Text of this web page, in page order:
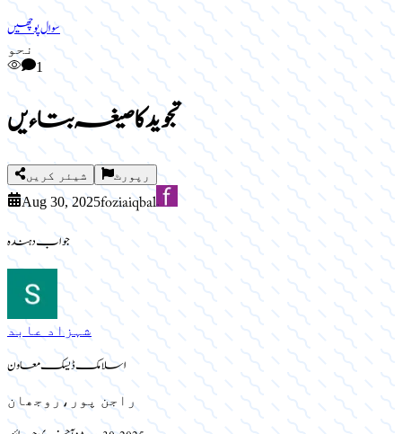
سوال پوچھیں
نحو
1
تجوید کا صیغہ بتاءیں
شیئر کریں رپورٹ
Aug 30, 2025fozia iqbal
جواب دہندہ
شہزاد عابد
اسلامک ڈیسک معاون
راجن پور،روجھان